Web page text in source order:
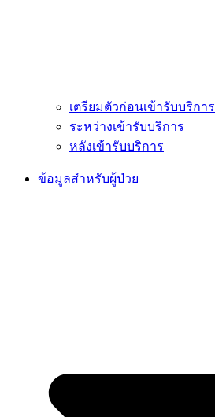
เตรียมตัวก่อนเข้ารับบริการ
ระหว่างเข้ารับบริการ
หลังเข้ารับบริการ
ข้อมูลสำหรับผู้ป่วย